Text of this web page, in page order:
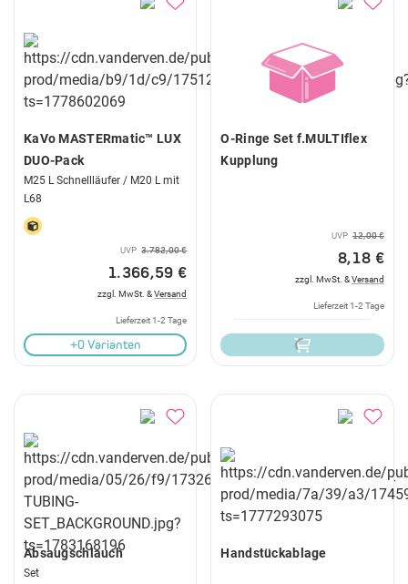
KaVo MASTERmatic™ LUX
DUO-Pack
M25 L Schnellläufer / M20 L mit
L68
UVP 3.782,00 €
1.366,59 €
zzgl. MwSt. &Versand
Lieferzeit 1-2 Tage
+0 Varianten
O-Ringe Set f.MULTIflex
Kupplung
UVP 12,00 €
8,18 €
zzgl. MwSt. &Versand
Lieferzeit 1-2 Tage
Absaugschlauch
Set
Handstückablage